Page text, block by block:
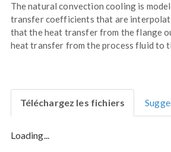
The natural convection cooling is
transfer coefficients that are
that the heat transfer from the flange
heat transfer from the process fluid to
Téléchargez les fichiers
Loading...